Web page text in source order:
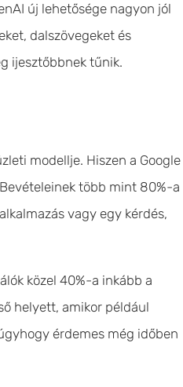
új lehetősége nagyon jól
dalszövegeket és
ijesztőbbnek tűnik.
modellje. Hiszen a Google
több mint 80%-a
vagy egy kérdés,
közel 40%-a inkább a
helyett, amikor például
érdemes még időben